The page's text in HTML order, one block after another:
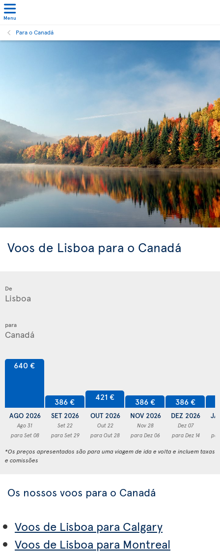
Menu
Para o Canadá
Voos de Lisboa para o Canadá
De
para
640 €
AGO 2026
Ago 31
para Set 08
386 €
SET 2026
Set 22
para Set 29
421 €
OUT 2026
Out 22
para Out 28
386 €
NOV 2026
Nov 28
para Dez 06
386 €
DEZ 2026
Dez 07
para Dez 14
*Os preços apresentados são para uma viagem de ida e volta e incluem taxas
e comissões
Os nossos voos para o Canadá
Voos de Lisboa para Calgary
Voos de Lisboa para Montreal